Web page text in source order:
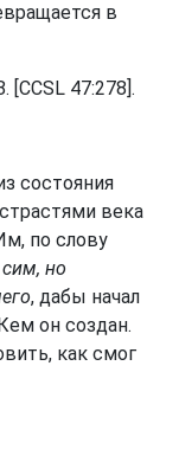
в
[CCSL 47:278].
состояния
века
по слову
но
, дабы начал
он создан.
как смог